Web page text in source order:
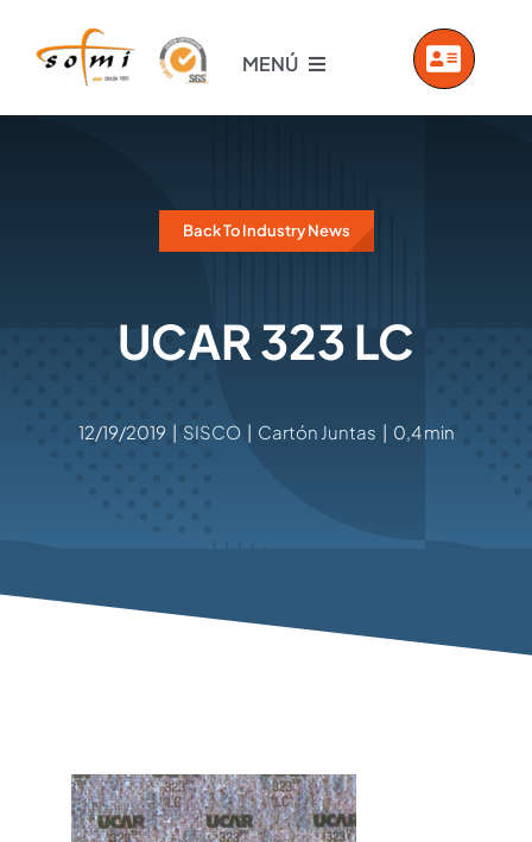
contenido
MENÚ
SERVICIOS
VIDEOS
Back To Industry News
UCAR 323 LC
12/19/2019 | SISCO | Cartón Juntas | 0,4 min